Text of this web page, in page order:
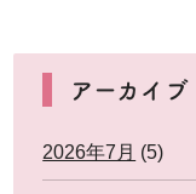
アーカイブ
2026年7月 (5)